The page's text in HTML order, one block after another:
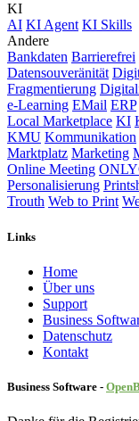
KI
AI KI Agent KI Skills
Andere
Bankdaten Barrierefrei
Datensouveränität
Fragmentierung
e-Learning EMail ERP
Local Marketplace KI
KMU Kommunikation
Marktplatz Marketing
Online Meeting
Personalisierung
Trouth Web to Print
Links
Home
Über uns
Sup​port
Business
Datenschutz
Kontakt
Business Software - Ope